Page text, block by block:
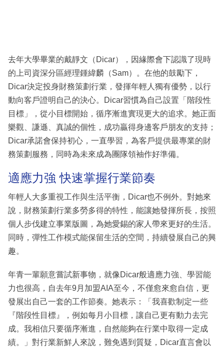
區
去年大學畢業的戴靜文（Dicar），因緣際會下認識了現時
的上司資深分區經理鍾緯麟（Sam）。在他的鼓勵下，
Dicar決定投身財務策劃行業，發揮年輕人獨有優勢，以行
動向客戶證明自己的決心。Dicar習慣為自己設置「階段性
目標」，從小目標開始，循序漸進實現更大的追求。她正面
樂觀、謙遜、真誠的個性，成功贏得身邊客戶朋友的支持；
Dicar承諾會保持初心，一直學習，為客戶提供最專業的財
務策劃服務，同時為未來成為團隊領袖作好準備。
適應力強 快速掌握行業節奏
年輕人大多重視工作與生活平衡，Dicar也不例外。對她來
說，財務策劃行業多勞多得的特性，能讓她發揮所長，按照
個人步伐建立事業版圖，為她愛錫的家人帶來更好的生活。
同時，彈性工作模式能保留生活的空間，持續發展自己的興
趣。
年青一輩願意嘗試新事物，就像Dicar般適應力強、學習能
力也很高，自去年9月加盟AIA至今，不僅愈來愈自信，更
發展出自己一套的工作節奏。她表示：「我喜歡制定一些
『階段性目標』，例如每月小目標，讓自己更有動力去完
成。我相信只要循序漸進，自然能夠在行業中取得一定成
績。」對行業新鮮人來說，難免遇到質疑，Dicar直言會以